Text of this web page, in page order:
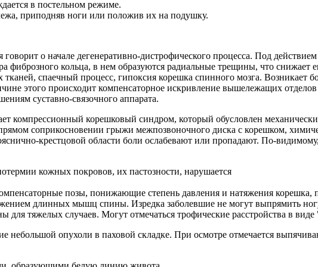
в постельном режиме.
приподняв ноги или положив их на подушку.
о начале дегенеративно-дистрофического процесса. Под
фиброзного кольца, в нем образуются радиальные трещины, что снижает
тканей, спаечный процесс, гипоксия корешка спинного мозга.
этого происходит компенсаторное искривление вышележащих
суставно-связочного аппарата.
компрессионный корешковый синдром, который обусловлен
соприкосновении грыжи межпозвоночного диска с корешком,
крестцовой области боли ослабевают или пропадают. По-
кожных покровов, их пастозности, нарушается
позы, понижающие степень давления и натяжения корешка,
длинных мышц спины. Изредка заболевшие не могут выпрямить
для тяжелых случаев. Могут отмечаться трофические расстройства в
опухоли в паховой складке. При осмотре отмечается